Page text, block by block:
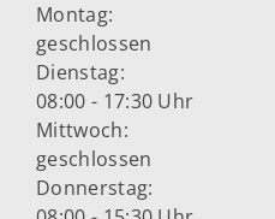
Montag:
geschlossen
Dienstag:
08:00 - 17:30 Uhr
Mittwoch:
geschlossen
Donnerstag: